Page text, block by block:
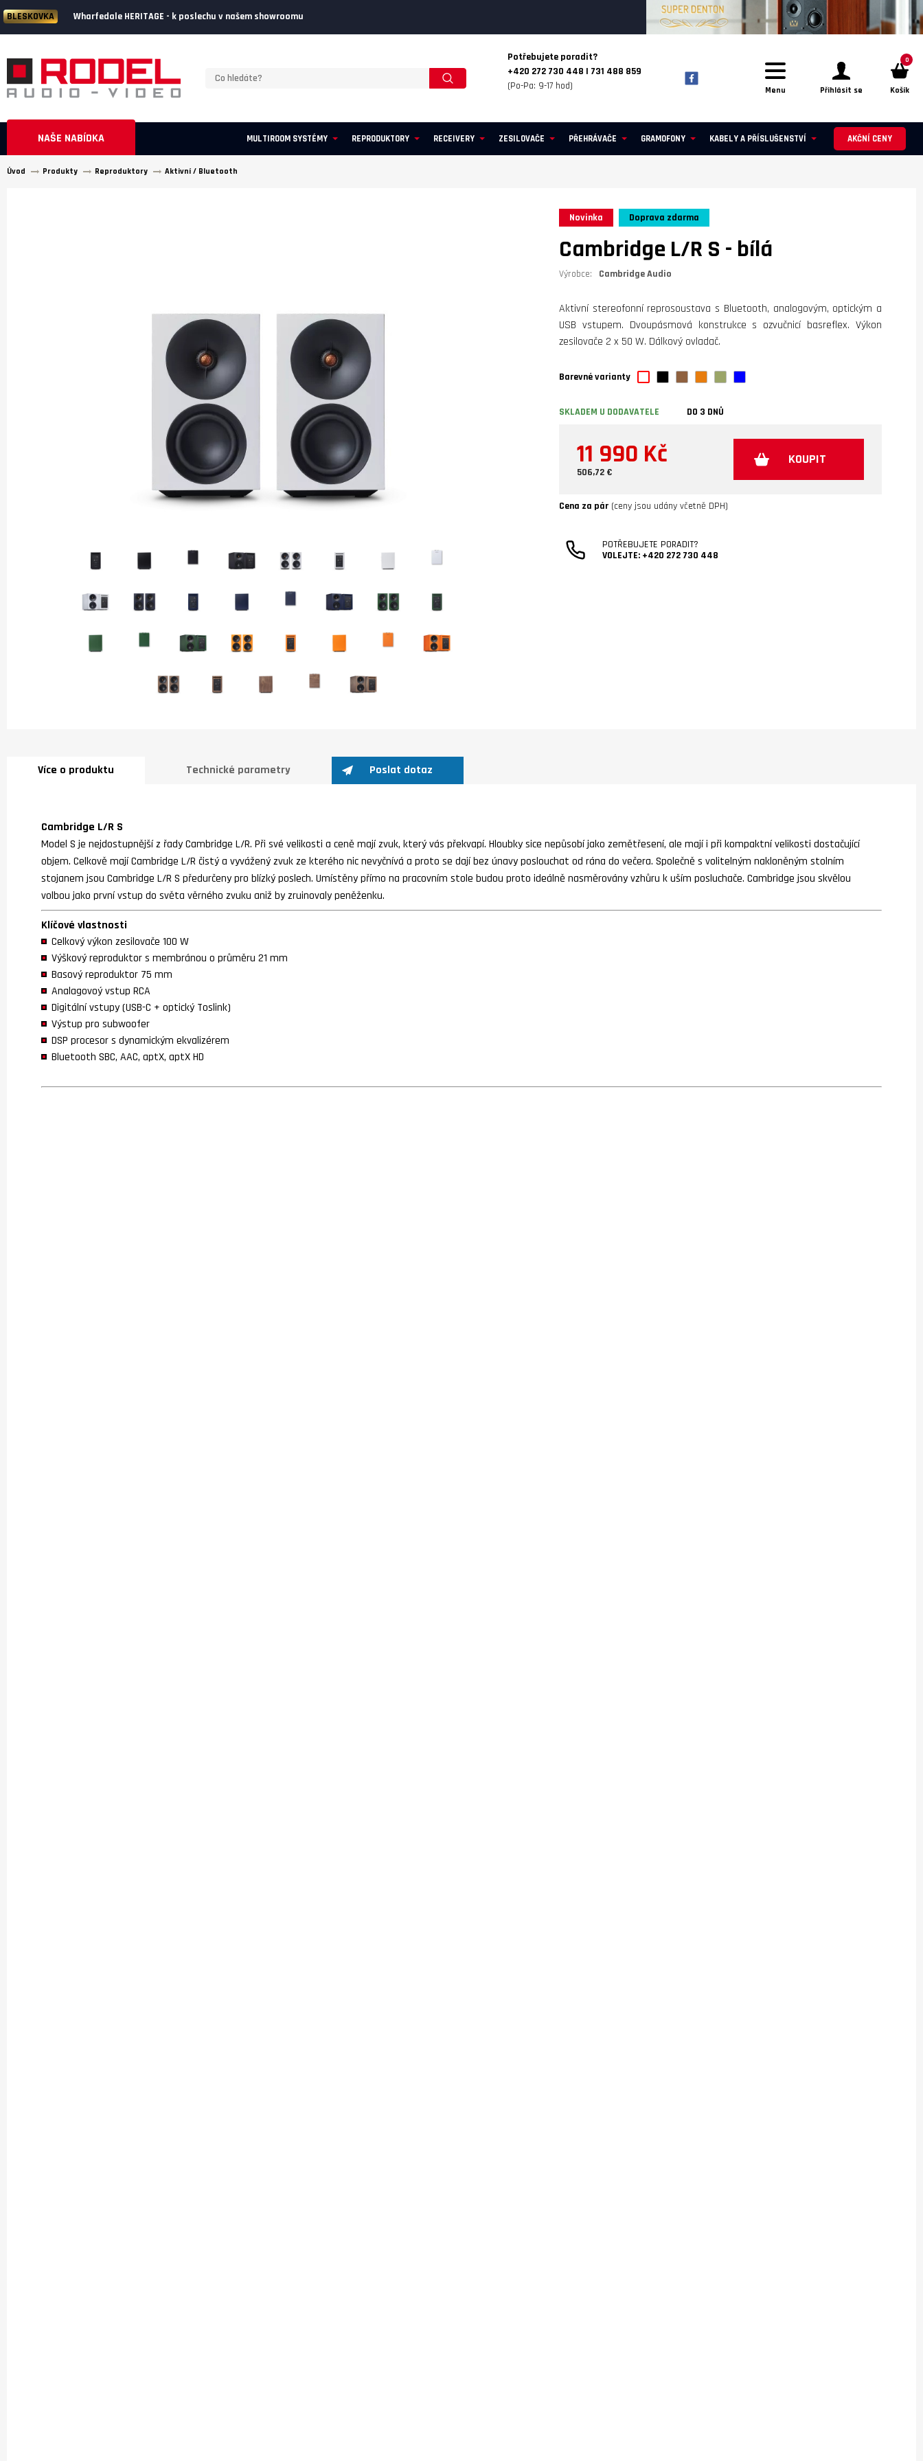
BLESKOVKA Wharfedale HERITAGE - k poslechu v našem showroomu
Potřebujete poradit?
+420 272 730 448 | 731 488 859
(Po-Pa: 9-17 hod)
Menu Přihlásit se
0
Košík
NAŠE NABÍDKA MULTIROOM SYSTÉMY REPRODUKTORY RECEIVERY ZESILOVAČE PŘEHRÁVAČE GRAMOFONY KABELY A PŘÍSLUŠENSTVÍ AKČNÍ CENY
Úvod Produkty Reproduktory Aktivní / Bluetooth
Novinka Doprava zdarma
Cambridge L/R S - bílá
Výrobce: Cambridge Audio
Aktivní stereofonní reprosoustava s Bluetooth, analogovým, optickým a
USB vstupem. Dvoupásmová konstrukce s ozvučnicí basreflex. Výkon
zesilovače 2 x 50 W. Dálkový ovladač.
Barevné varianty
SKLADEM U DODAVATELE DO 3 DNŮ
11 990 Kč
506,72 €
KOUPIT
Cena za pár (ceny jsou udány včetně DPH)
POTŘEBUJETE PORADIT?
VOLEJTE: +420 272 730 448
Více o produktu Technické parametry Poslat dotaz
Cambridge L/R S
Model S je nejdostupnější z řady Cambridge L/R. Při své velikosti a ceně mají zvuk, který vás překvapí. Hloubky sice nepůsobí jako zemětřesení, ale mají i při kompaktní velikosti dostačující
objem. Celkově mají Cambridge L/R čistý a vyvážený zvuk ze kterého nic nevyčnívá a proto se dají bez únavy poslouchat od rána do večera. Společně s volitelným nakloněným stolním
stojanem jsou Cambridge L/R S předurčeny pro blízký poslech. Umístěny přímo na pracovním stole budou proto ideálně nasměrovány vzhůru k uším posluchače. Cambridge jsou skvělou
volbou jako první vstup do světa věrného zvuku aniž by zruinovaly peněženku.
Klíčové vlastnosti
Celkový výkon zesilovače 100 W
Výškový reproduktor s membránou o průměru 21 mm
Basový reproduktor 75 mm
Analagovoý vstup RCA
Digitální vstupy (USB-C + optický Toslink)
Výstup pro subwoofer
DSP procesor s dynamickým ekvalizérem
Bluetooth SBC, AAC, aptX, aptX HD